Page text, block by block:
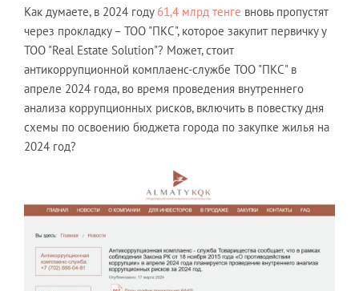
Как думаете, в 2024 году 61,4 млрд тенге вновь пропустят
через прокладку – ТОО "ПКС", которое закупит первичку у
ТОО "Real Estate Solution"? Может, стоит
антикоррупционной комплаенс-службе ТОО "ПКС" в
апреле 2024 года, во время проведения внутреннего
анализа коррупционных рисков, включить в повестку дня
схемы по освоению бюджета города по закупке жилья на
2024 год?